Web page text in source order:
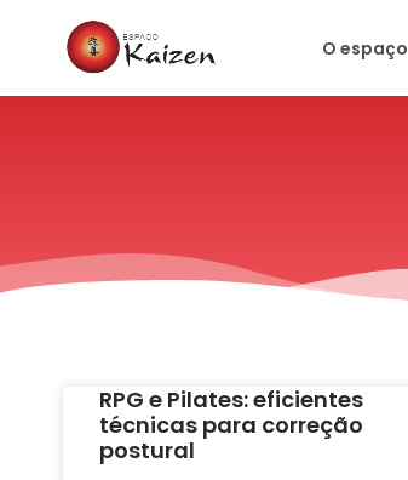
O espaço
RPG e Pilates: eficientes
técnicas para correção
postural